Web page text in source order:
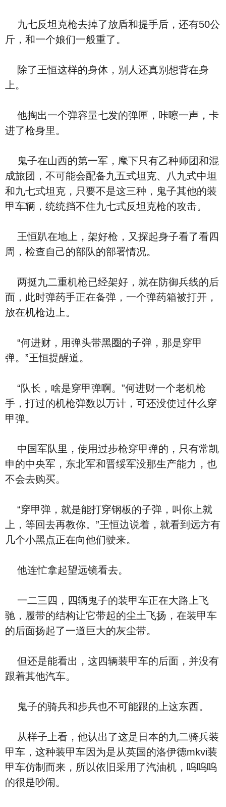
九七反坦克枪去掉了放盾和提手后，还有50公
斤，和一个娘们一般重了。
除了王恒这样的身体，别人还真别想背在身
上。
他掏出一个弹容量七发的弹匣，咔嚓一声，卡
进了枪身里。
鬼子在山西的第一军，麾下只有乙种师团和混
成旅团，不可能会配备九五式坦克、八九式中坦
和九七式坦克，只要不是这三种，鬼子其他的装
甲车辆，统统挡不住九七式反坦克枪的攻击。
王恒趴在地上，架好枪，又探起身子看了看四
周，检查自己的部队的部署情况。
两挺九二重机枪已经架好，就在防御兵线的后
面，此时弹药手正在备弹，一个弹药箱被打开，
放在机枪边上。
“何进财，用弹头带黑圈的子弹，那是穿甲
弹。”王恒提醒道。
“队长，啥是穿甲弹啊。”何进财一个老机枪
手，打过的机枪弹数以万计，可还没使过什么穿
甲弹。
中国军队里，使用过步枪穿甲弹的，只有常凯
申的中央军，东北军和晋绥军没那生产能力，也
不会去购买。
“穿甲弹，就是能打穿钢板的子弹，叫你上就
上，等回去再教你。”王恒边说着，就看到远方有
几个小黑点正在向他们驶来。
他连忙拿起望远镜看去。
一二三四，四辆鬼子的装甲车正在大路上飞
驰，履带的结构让它带起的尘土飞扬，在装甲车
的后面扬起了一道巨大的灰尘带。
但还是能看出，这四辆装甲车的后面，并没有
跟着其他汽车。
鬼子的骑兵和步兵也不可能跟的上这东西。
从样子上看，他认出了这是日本的九二骑兵装
甲车，这种装甲车因为是从英国的洛伊德mkvi装
甲车仿制而来，所以依旧采用了汽油机，呜呜呜
的很是吵闹。